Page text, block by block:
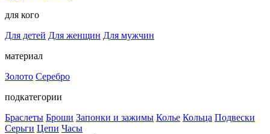
для кого
Для детей Для женщин Для мужчин
материал
Золото Серебро
подкатегории
Браслеты Броши Запонки и зажимы Колье Кольца Подвески
Серьги Цепи Часы